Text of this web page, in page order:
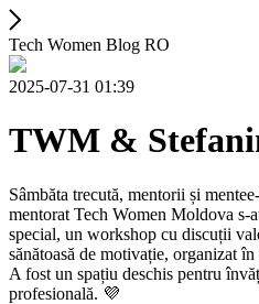
Tech Women Blog RO
2025-07-31 01:39
TWM &
Sâmbăta trecută, mentorii și
mentorat Tech Women Moldova s-
special, un workshop cu discuții
sănătoasă de motivație, organizat în
A fost un spațiu deschis pentru
profesională. 💜